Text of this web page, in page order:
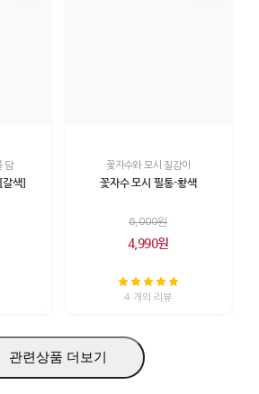
담
갈색]
꽃자수와 모시 질감이
꽃자수 모시 필통-황색
6,000원
4,990원
4 개의 리뷰
관련상품 더보기